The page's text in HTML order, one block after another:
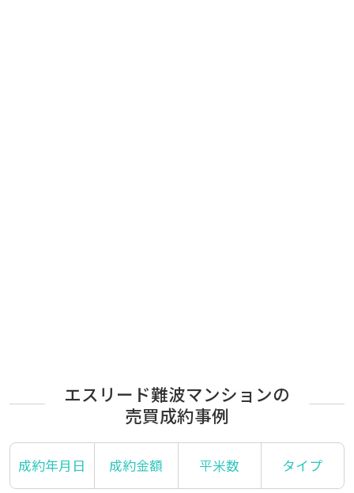
エスリード難波マンションの
売買成約事例
成約年月日 成約金額 平米数 タイプ